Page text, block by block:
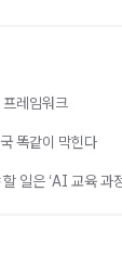
레임워크
똑같이 막힌다
일은 ‘AI 교육 과